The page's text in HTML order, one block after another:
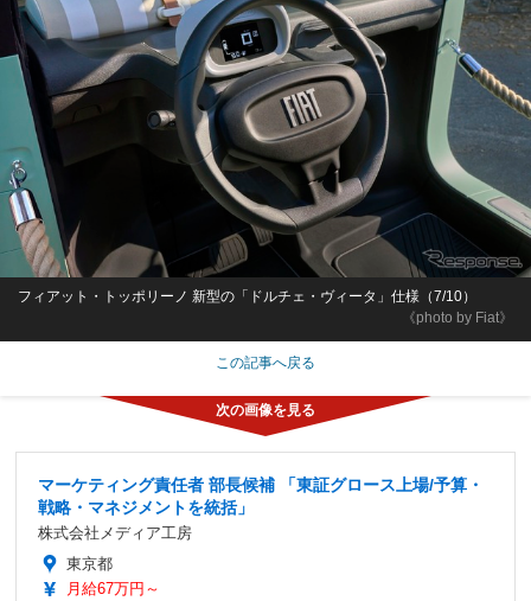
《photo by Fiat》
フィアット・トッポリーノ 新型の「ドルチェ・ヴィータ」仕様（7/10）
この記事へ戻る
マーケティング責任者 部長候補 「東証グロース上場/予算・
戦略・マネジメントを統括」
株式会社メディア工房
東京都
月給67万円～